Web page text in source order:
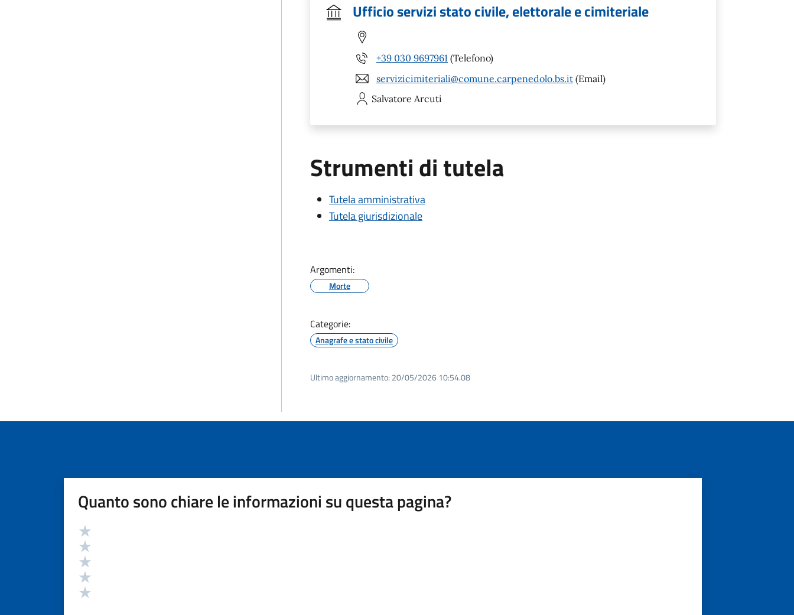
Ufficio servizi stato civile, elettorale e cimiteriale
+39 030 9697961 (Telefono)
servizicimiteriali@comune.carpenedolo.bs.it (Email)
Salvatore Arcuti
Strumenti di tutela
Tutela amministrativa
Tutela giurisdizionale
Argomenti:
Morte
Categorie:
Anagrafe e stato civile
Ultimo aggiornamento: 20/05/2026 10:54.08
Quanto sono chiare le informazioni su questa pagina?
Valutazione